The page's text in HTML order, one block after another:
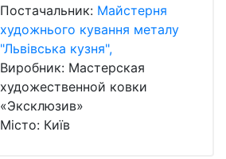
Постачальник: Майстерня
художнього кування металу
"Львівська кузня",
Виробник: Мастерская
художественной ковки
«Эксклюзив»
Місто: Київ